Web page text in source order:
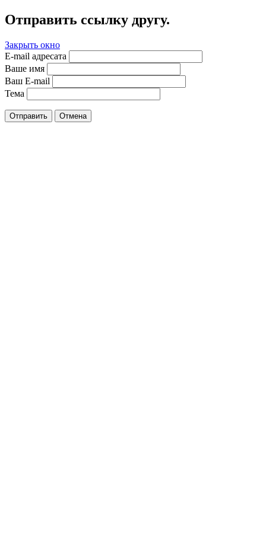
Отправить ссылку другу.
Закрыть окно
E-mail адресата
Ваше имя
Ваш E-mail
Тема
Отправить Отмена